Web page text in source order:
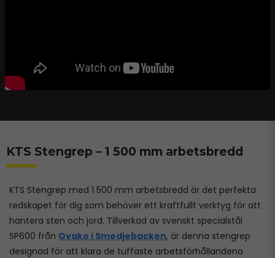
KTS Stengrep – 1 500 mm arbetsbredd
KTS Stengrep med 1 500 mm arbetsbredd är det perfekta
redskapet för dig som behöver ett kraftfullt verktyg för att
hantera sten och jord. Tillverkad av svenskt specialstål
SP600 från Ovako i Smedjebacken, är denna stengrep
designad för att klara de tuffaste arbetsförhållandena